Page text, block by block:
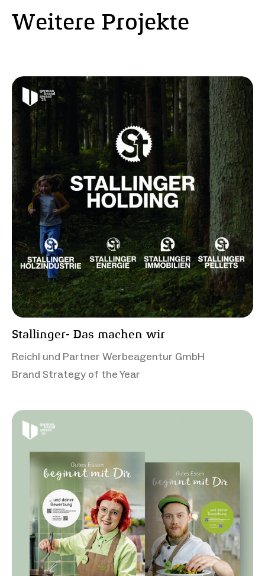
Weitere Projekte
Stallinger- Das machen wir
Reichl und Partner Werbeagentur GmbH
Brand Strategy of the Year